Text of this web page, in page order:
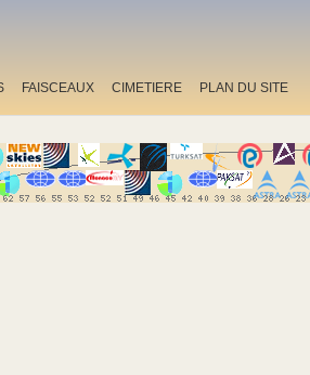
FAISCEAUX CIMETIERE PLAN DU SITE